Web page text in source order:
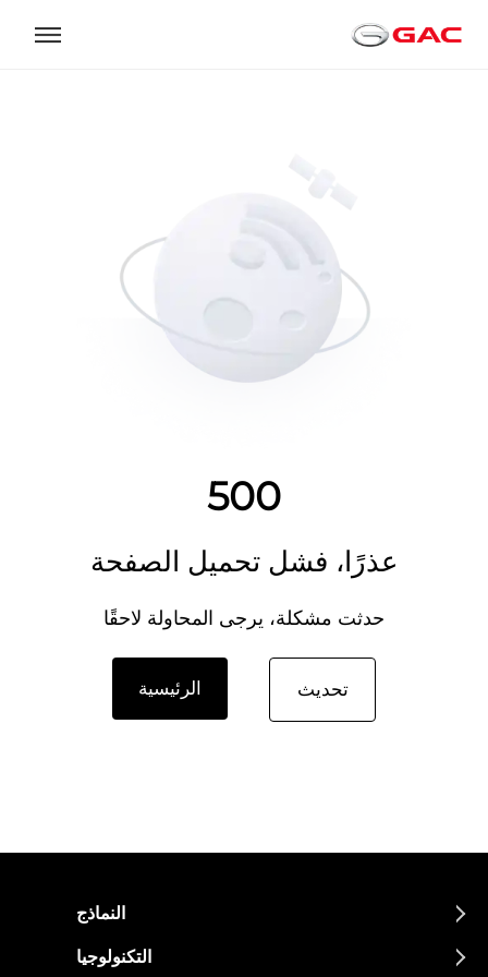
500
عذرًا، فشل تحميل الصفحة
حدثت مشكلة، يرجى المحاولة لاحقًا
تحديث الرئيسية
النماذج
التكنولوجيا